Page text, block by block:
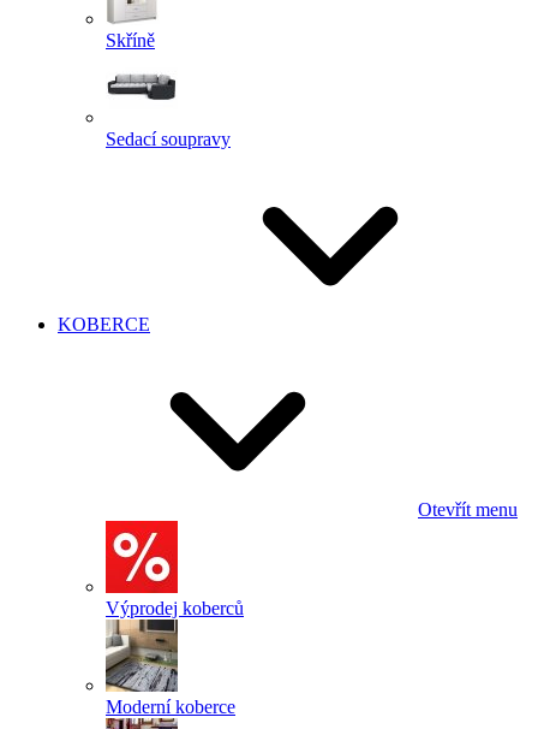
Skříně
Sedací soupravy
KOBERCE
Otevřít menu
Výprodej koberců
Moderní koberce